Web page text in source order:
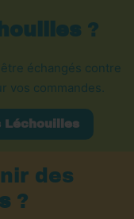
?
échangés contre
vos commandes.
Léchouilles
des
?